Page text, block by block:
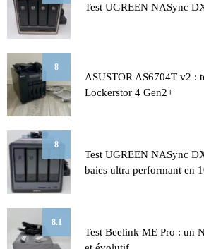
Test UGREEN NASync
8
ASUSTOR AS6704T v2 :
Lockerstor 4 Gen2+
8
Test UGREEN NASync
baies ultra performant en
8.1
Test Beelink ME Pro : un